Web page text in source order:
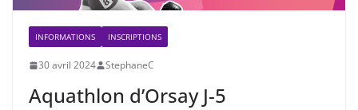
INFORMATIONS INSCRIPTIONS
30 avril 2024 StephaneC
Aquathlon d’Orsay J-5